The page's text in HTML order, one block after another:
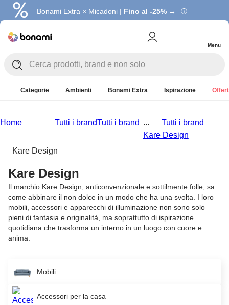
Bonami Extra × Micadoni | Fino al -25% →
Menu
Categorie Ambienti Bonami Extra Ispirazione
Home Tutti i brandTutti i brand
Kare Design
...
Tutti i brand
Kare Design
Kare Design
Il marchio Kare Design, anticonvenzionale e sottilmente folle, sa
come abbinare il non dolce in un modo che ha una svolta. I loro
mobili, accessori e apparecchi di illuminazione non sono solo
pieni di fantasia e originalità, ma soprattutto di ispirazione
quotidiana che trasforma un interno in un luogo con cuore e
anima.
Mobili
Accessori per la casa